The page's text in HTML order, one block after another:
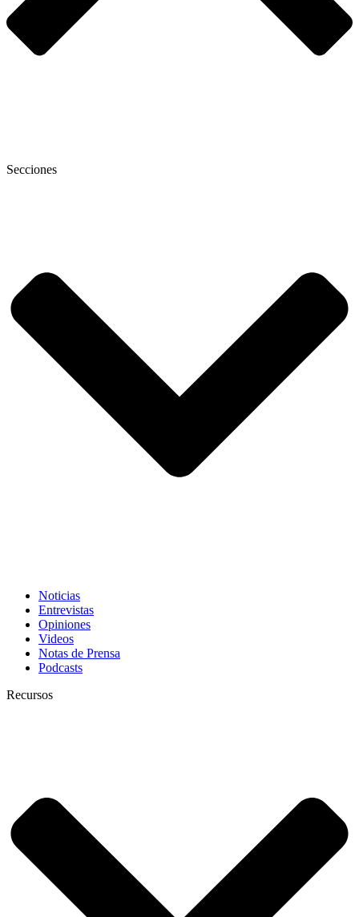
Secciones
Noticias
Entrevistas
Opiniones
Videos
Notas de Prensa
Podcasts
Recursos